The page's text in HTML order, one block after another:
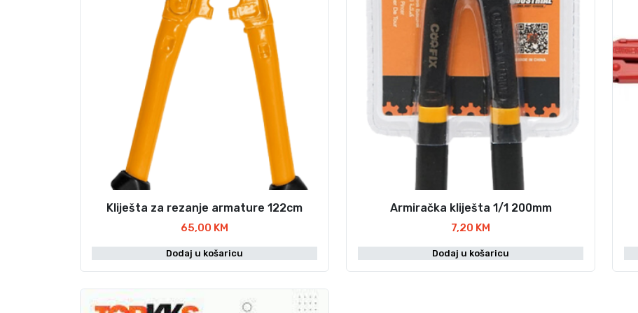
Kliješta za rezanje armature 122cm
65,00 KM
Dodaj u košaricu
Armiračka kliješta 1/1 200mm
7,20 KM
Dodaj u košaricu